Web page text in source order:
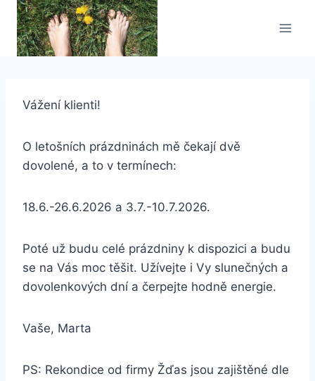
Přeskočit
obsah
Vážení klienti!
O letošních prázdninách mě čekají dvě
dovolené, a to v termínech:
18.6.-26.6.2026 a 3.7.-10.7.2026.
Poté už budu celé prázdniny k dispozici a budu
se na Vás moc těšit. Užívejte i Vy slunečných a
dovolenkových dní a čerpejte hodně energie.
Vaše, Marta
PS: Rekondice od firmy Žďas jsou zajištěné dle